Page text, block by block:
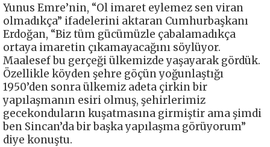
Yunus Emre’nin, “Ol imaret eylemez sen viran
olmadıkça” ifadelerini aktaran Cumhurbaşkanı
Erdoğan, “Biz tüm gücümüzle çabalamadıkça
ortaya imaretin çıkamayacağını söylüyor.
Maalesef bu gerçeği ülkemizde yaşayarak gördük.
Özellikle köyden şehre göçün yoğunlaştığı
1950’den sonra ülkemiz adeta çirkin bir
yapılaşmanın esiri olmuş, şehirlerimiz
gecekonduların kuşatmasına girmiştir ama şimdi
ben Sincan’da bir başka yapılaşma görüyorum”
diye konuştu.